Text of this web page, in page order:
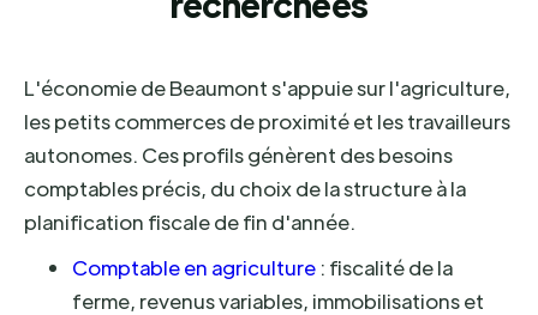
L'économie de Beaumont s'appuie sur l'agriculture,
les petits commerces de proximité et les travailleurs
autonomes. Ces profils génèrent des besoins
comptables précis, du choix de la structure à la
planification fiscale de fin d'année.
Comptable en agriculture : fiscalité de la
ferme, revenus variables, immobilisations et